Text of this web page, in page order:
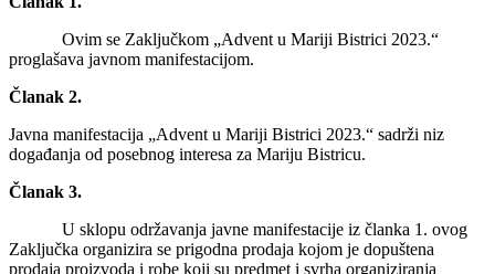
Ovim se Zaključkom „Advent u Mariji Bistrici 2023.“
proglašava javnom manifestacijom.
Članak 2.
Javna manifestacija „Advent u Mariji Bistrici 2023.“ sadrži niz
događanja od posebnog interesa za Mariju Bistricu.
Članak 3.
U sklopu održavanja javne manifestacije iz članka 1. ovog
Zaključka organizira se prigodna prodaja kojom je dopuštena
prodaja proizvoda i robe koji su predmet i svrha organiziranja